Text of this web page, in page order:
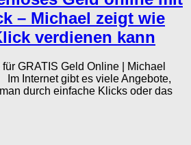
– Michael zeigt wie
verdienen kann
GRATIS Geld Online | Michael
Internet gibt es viele Angebote,
durch einfache Klicks oder das